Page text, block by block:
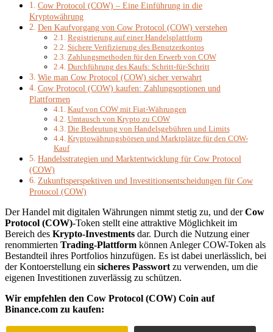
Cow Protocol (COW) – Eine Einführung in die
Kryptowährung
Den Kaufvorgang von Cow Protocol (COW) verstehen
Registrierung auf einer Handelsplattform
Sichere Verifizierung des Benutzerkontos
Zahlungsmethoden für den Erwerb von COW
Durchführung des Kaufs: Schritt-für-Schritt
Wie man Cow Protocol (COW) sicher verwahrt
Cow Protocol (COW) kaufen: Zahlungsoptionen und
Plattformen
Kauf von COW mit Fiat-Währungen
Umtausch von Krypto zu COW
Die Bedeutung von Handelsgebühren und Limits
Kryptowährungsbörsen und Marktplätze für den COW-
Kauf
Handelsstrategien und Marktentwicklung für Cow Protocol
(COW)
Zukunftsperspektiven und Investitionsentscheidungen für Cow
Protocol (COW)
Der Handel mit digitalen Währungen nimmt stetig zu, und derCow
Protocol (COW)-Token stellt eine attraktive Möglichkeit im
Bereich des Krypto-Investments dar. Durch die Nutzung einer
renommierten Trading-Plattform können Anleger COW-Token als
Bestandteil ihres Portfolios hinzufügen. Es ist dabei unerlässlich, bei
der Kontoerstellung ein sicheres Passwort zu verwenden, um die
eigenen Investitionen zuverlässig zu schützen.
Wir empfehlen den Cow Protocol (COW) Coin auf
Binance.com zu kaufen: